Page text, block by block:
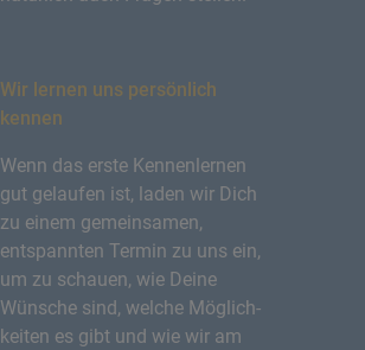
Wir lernen uns persönlich
kennen
Wenn das erste Kennen­lernen
gut gelaufen ist, laden wir Dich
zu einem gemeinsamen,
entspannten Termin zu uns ein,
um zu schauen, wie Deine
Wünsche sind, welche Möglich­
keiten es gibt und wie wir am